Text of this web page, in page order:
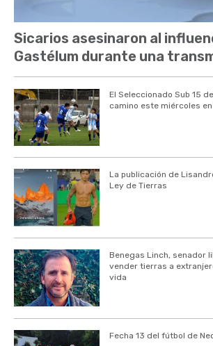
Sicarios asesinaron al
Gastélum durante una
El Seleccionado Sub 15
camino este miércoles
La publicación de
Ley de Tierras
Benegas Linch, senador
vender tierras a
vida
Fecha 13 del fútbol de